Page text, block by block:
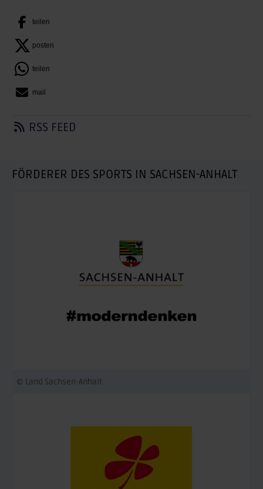
teilen
posten
teilen
mail
RSS FEED
FÖRDERER DES SPORTS IN SACHSEN-ANHALT
© Land Sachsen-Anhalt